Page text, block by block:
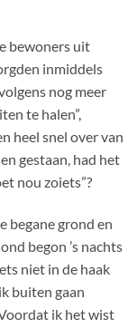
bewoners uit
inmiddels
nog meer
te halen”,
heel snel over van
gestaan, had het
nou zoiets”?
begane grond en
begon ’s nachts
niet in de haak
buiten gaan
ik het wist